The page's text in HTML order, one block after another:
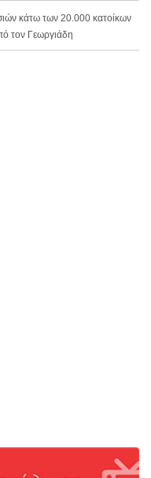
κάτω των 20.000 κατοίκων
τον Γεωργιάδη